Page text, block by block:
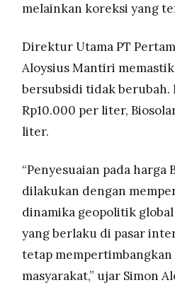
melainkan koreksi yang
Direktur Utama PT
Aloysius Mantiri
bersubsidi tidak
Rp10.000 per liter,
liter.
“Penyesuaian pada harga
dilakukan dengan
dinamika geopolitik
yang berlaku di pasar
tetap mempertimbangkan
masyarakat,” ujar Simon